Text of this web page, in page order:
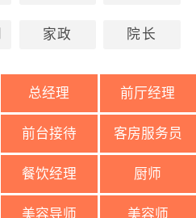
家政 院长
总经理 前厅经理
前台接待 客房服务员
餐饮经理 厨师
美容导师 美容师